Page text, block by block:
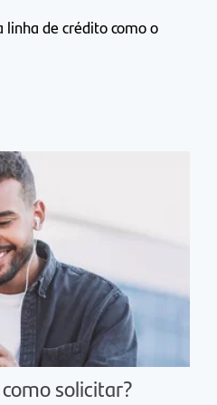
linha de crédito como o
solicitar?